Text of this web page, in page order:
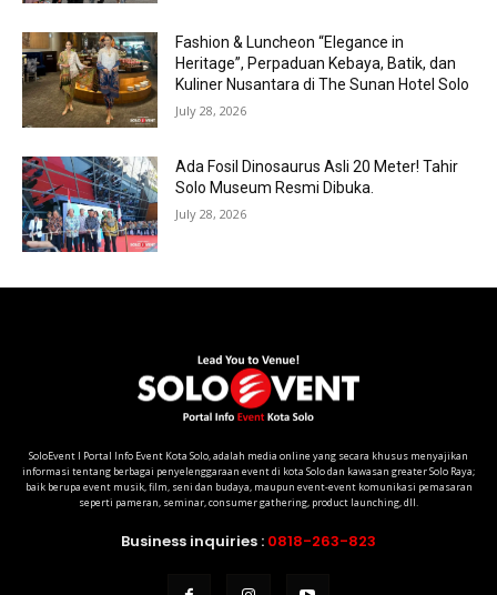
Fashion & Luncheon “Elegance in
Heritage”, Perpaduan Kebaya, Batik, dan
Kuliner Nusantara di The Sunan Hotel Solo
July 28, 2026
Ada Fosil Dinosaurus Asli 20 Meter! Tahir
Solo Museum Resmi Dibuka.
July 28, 2026
SoloEvent I Portal Info Event Kota Solo, adalah media online yang secara khusus menyajikan
informasi tentang berbagai penyelenggaraan event di kota Solo dan kawasan greater Solo Raya;
baik berupa event musik, film, seni dan budaya, maupun event-event komunikasi pemasaran
seperti pameran, seminar, consumer gathering, product launching, dll.
Business inquiries : 0818-263-823